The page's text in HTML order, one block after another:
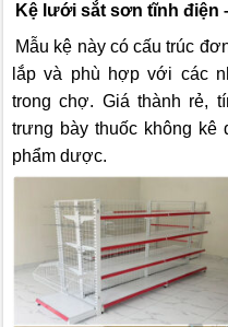
Kệ lưới sắt sơn tĩnh điện
Mẫu kệ này có cấu trúc
lắp và phù hợp với các
trong chợ. Giá thành rẻ,
trưng bày thuốc không kê
phẩm dược.